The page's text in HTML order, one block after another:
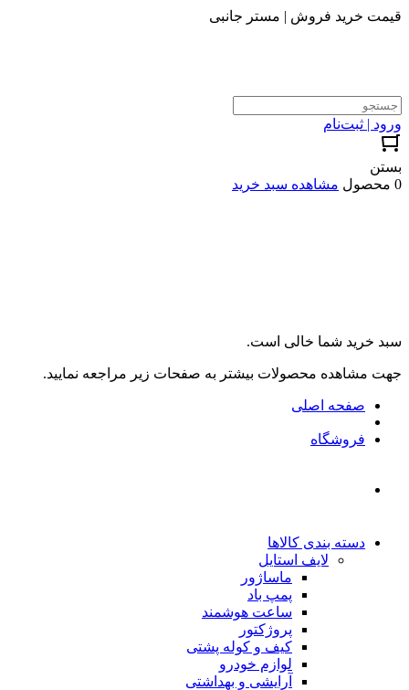
قیمت خرید فروش | مستر جانبی
ورود | ثبت‌نام
بستن
0 محصول
مشاهده سبد خرید
سبد خرید شما خالی است.
جهت مشاهده محصولات بیشتر به صفحات زیر مراجعه نمایید.
صفحه اصلی
فروشگاه
دسته بندی کالاها
لایف استایل
ماساژور
پمپ باد
ساعت هوشمند
پروژکتور
کیف و کوله پشتی
لوازم خودرو
آرایشی و بهداشتی